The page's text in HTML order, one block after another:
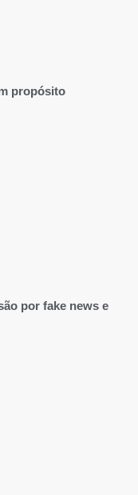
propósito
por fake news e